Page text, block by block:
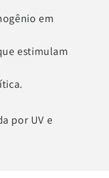
em
estimulam
por UV e